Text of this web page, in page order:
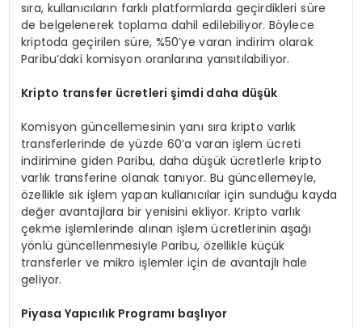
sıra, kullanıcıların farklı platformlarda geçirdikleri süre
de belgelenerek toplama dahil edilebiliyor. Böylece
kriptoda geçirilen süre, %50’ye varan indirim olarak
Paribu’daki komisyon oranlarına yansıtılabiliyor.
Kripto transfer ücretleri şimdi daha düşük
Komisyon güncellemesinin yanı sıra kripto varlık
transferlerinde de yüzde 60’a varan işlem ücreti
indirimine giden Paribu, daha düşük ücretlerle kripto
varlık transferine olanak tanıyor. Bu güncellemeyle,
özellikle sık işlem yapan kullanıcılar için sunduğu kayda
değer avantajlara bir yenisini ekliyor. Kripto varlık
çekme işlemlerinde alınan işlem ücretlerinin aşağı
yönlü güncellenmesiyle Paribu, özellikle küçük
transferler ve mikro işlemler için de avantajlı hale
geliyor.
Piyasa Yapıcılık Programı başlıyor